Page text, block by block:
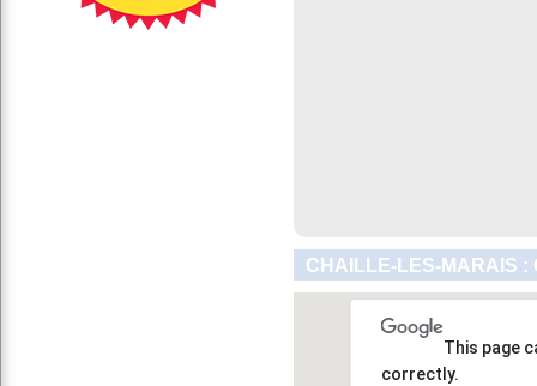
CHAILLE-LES-MARAIS :
This page
correctly.